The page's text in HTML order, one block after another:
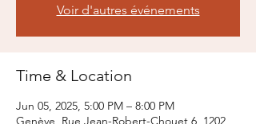
Voir d'autres événements
Time & Location
Jun 05, 2025, 5:00 PM – 8:00 PM
Genève, Rue Jean-Robert-Chouet 6, 1202